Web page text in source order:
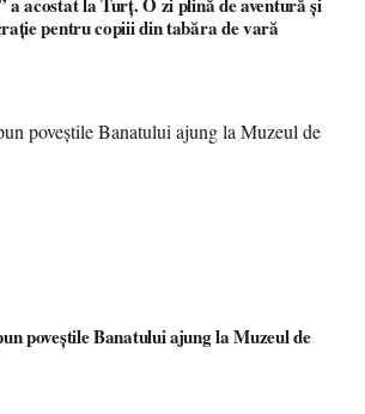
pentru copiii din tabăra de vară
poveștile Banatului ajung la Muzeul de